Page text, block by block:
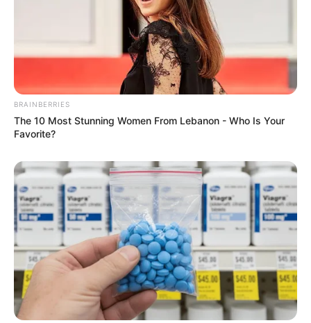
Aurore confie à William qu’elle pense
Samuel n’a jamais vraiment tourné la
. Ils ont un peu peur pour leur ami.
BRAINBERRIES
The 10 Most Stunning Women From Lebanon - Who Is Your
Favorite?